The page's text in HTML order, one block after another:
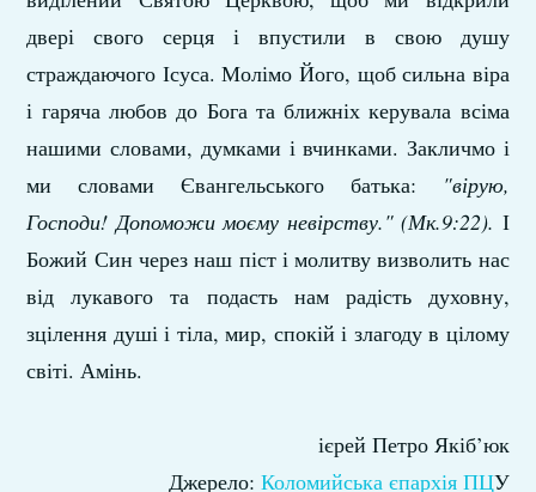
двері свого серця і впустили в свою душу
страждаючого Ісуса. Молімо Його, щоб сильна віра
і гаряча любов до Бога та ближніх керувала всіма
нашими словами, думками і вчинками. Закличмо і
ми словами Євангельського батька:
"вірую,
Господи! Допоможи моєму невірству." (Мк.9:22). І
Божий Син через наш піст і молитву визволить нас
від лукавого та подасть нам радість духовну,
зцілення душі і тіла, мир, спокій і злагоду в цілому
світі. Амінь.
ієрей Петро Якіб’юк
Джерело: Коломийська єпархія ПЦУ